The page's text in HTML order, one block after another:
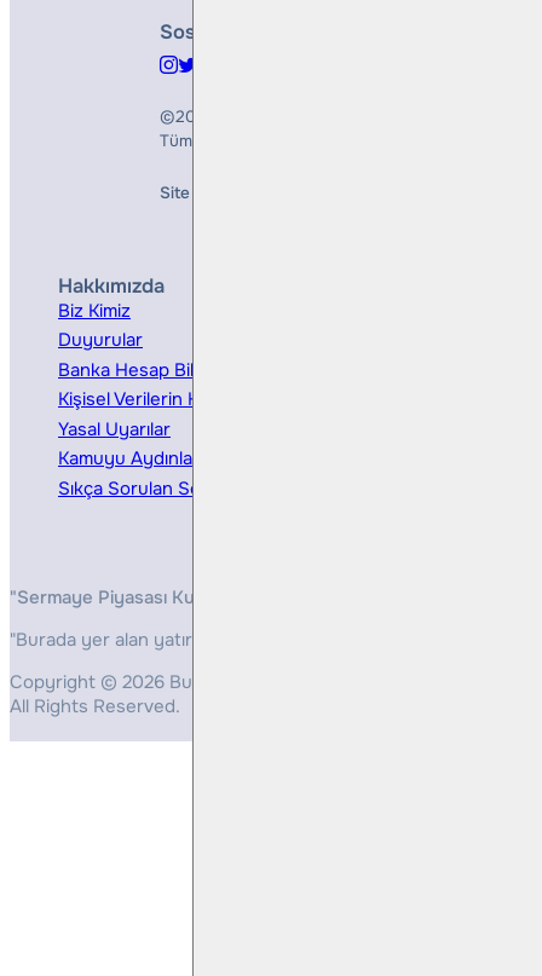
Sosyal Medya
©2026
Tüm Hakları Saklıdır
Site Creation & Technology by
Hakkımızda
Biz Kimiz
Duyurular
Banka Hesap Bilgileri
Kişisel Verilerin Korunması
Yasal Uyarılar
Kamuyu Aydınlatma
Sıkça Sorulan Sorular
"Sermaye Piyasası Kurulunun, Yatırım Hizmetleri ve
"Burada yer alan yatırım bilgi, yorum ve tavsiyeleri yatırım
Copyright © 2026 Bulls Yatırım Menkul Değerler
All Rights Reserved.